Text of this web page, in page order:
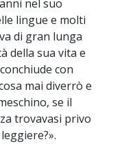
nel suo
lingue e molti
di gran lunga
della sua vita e
con
mai diverrò e
se il
trovavasi privo